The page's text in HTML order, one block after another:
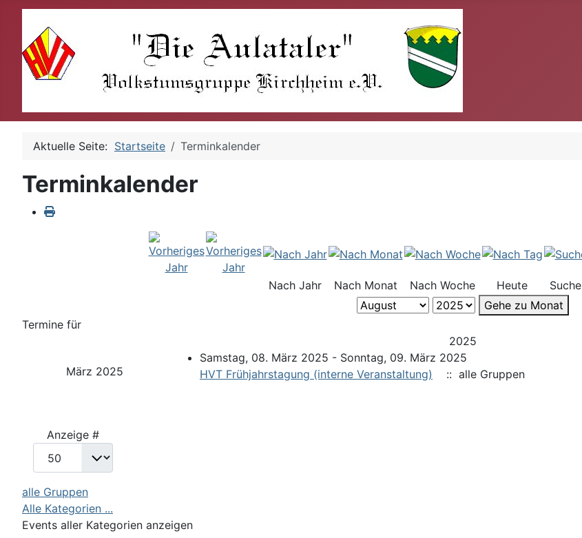
Aktuelle Seite: Startseite Terminkalender
Terminkalender
Nach Jahr Nach Monat Nach Woche Heute Suche
Gehe zu Monat
Termine für
2025
März 2025
Samstag, 08. März 2025 - Sonntag, 09. März 2025
HVT Frühjahrstagung (interne Veranstaltung)
:: alle Gruppen
Anzeige #
alle Gruppen
Alle Kategorien ...
Events aller Kategorien anzeigen